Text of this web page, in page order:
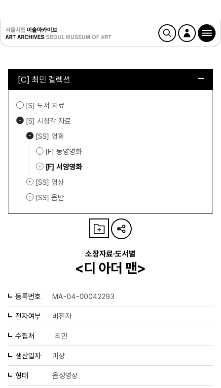
[C] 최민 컬렉션
[S] 도서 자료
[S] 시청각 자료
[SS] 영화
[F] 동양영화
[F] 서양영화
[SS] 영상
[SS] 음반
소장자료·도서별
<디 아더 맨>
등록번호 MA-04-00042293
전자여부 비전자
수집처 최민
생산일자 미상
형태 음성영상